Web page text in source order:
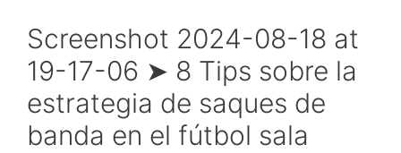
Screenshot 2024-08-18 at
19-17-06 ➤ 8 Tips sobre la
estrategia de saques de
banda en el fútbol sala